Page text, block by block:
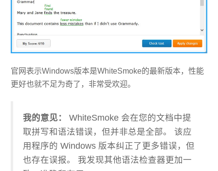
官网表示Windows版本是WhiteSmoke的最新版本，性能
更好也就不足为奇了，非常受欢迎。
我的意见：WhiteSmoke 会在您的文档中提
取拼写和语法错误，但并非总是全部。 该应
用程序的 Windows 版本纠正了更多错误，但
也存在误报。 我发现其他语法检查器更加一